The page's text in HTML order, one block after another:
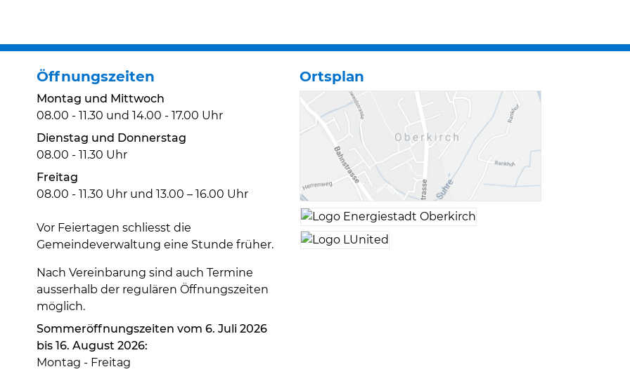
Öffnungszeiten
Montag und Mittwoch
08.00 - 11.30 und 14.00 - 17.00 Uhr
Dienstag und Donnerstag
08.00 - 11.30 Uhr
Freitag
08.00 - 11.30 Uhr und 13.00 – 16.00 Uhr
Vor Feiertagen schliesst die
Gemeindeverwaltung eine Stunde früher.
Nach Vereinbarung sind auch Termine
ausserhalb der regulären Öffnungszeiten
möglich.
Sommeröffnungszeiten vom 6. Juli 2026
bis 16. August 2026:
Montag - Freitag
Ortsplan
Verschiedene